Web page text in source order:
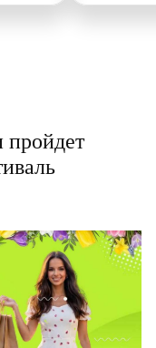
пройдет